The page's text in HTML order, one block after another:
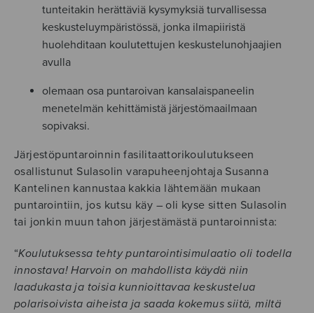
tunteitakin herättäviä kysymyksiä turvallisessa
keskusteluympäristössä, jonka ilmapiiristä
huolehditaan koulutettujen keskustelunohjaajien
avulla
olemaan osa puntaroivan kansalaispaneelin
menetelmän kehittämistä järjestömaailmaan
sopivaksi.
Järjestöpuntaroinnin fasilitaattorikoulutukseen
osallistunut Sulasolin varapuheenjohtaja Susanna
Kantelinen kannustaa kakkia lähtemään mukaan
puntarointiin, jos kutsu käy – oli kyse sitten Sulasolin
tai jonkin muun tahon järjestämästä puntaroinnista:
“Koulutuksessa tehty puntarointisimulaatio oli todella
innostava! Harvoin on mahdollista käydä niin
laadukasta ja toisia kunnioittavaa keskustelua
polarisoivista aiheista ja saada kokemus siitä, miltä